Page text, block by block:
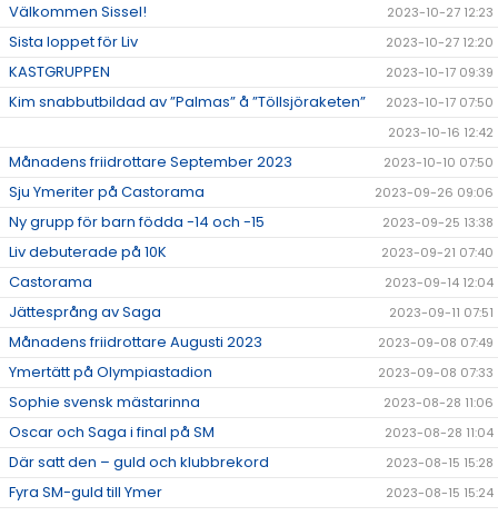
Välkommen Sissel! 2023-10-27 12:23
Sista loppet för Liv 2023-10-27 12:20
KASTGRUPPEN 2023-10-17 09:39
Kim snabbutbildad av ”Palmas” å ”Töllsjöraketen”
2023-10-17 07:50
2023-10-16 12:42
Månadens friidrottare September 2023 2023-10-10 07:50
Sju Ymeriter på Castorama 2023-09-26 09:06
Ny grupp för barn födda -14 och -15 2023-09-25 13:38
Liv debuterade på 10K 2023-09-21 07:40
Castorama 2023-09-14 12:04
Jättesprång av Saga 2023-09-11 07:51
Månadens friidrottare Augusti 2023 2023-09-08 07:49
Ymertätt på Olympiastadion 2023-09-08 07:33
Sophie svensk mästarinna 2023-08-28 11:06
Oscar och Saga i final på SM 2023-08-28 11:04
Där satt den – guld och klubbrekord 2023-08-15 15:28
Fyra SM-guld till Ymer 2023-08-15 15:24